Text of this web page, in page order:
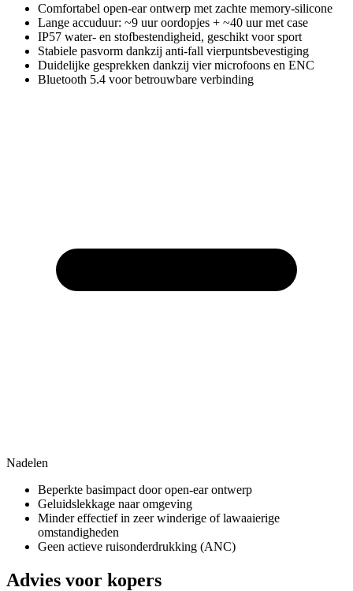
Comfortabel open-ear ontwerp met zachte memory-silicone
Lange accuduur: ~9 uur oordopjes + ~40 uur met case
IP57 water- en stofbestendigheid, geschikt voor sport
Stabiele pasvorm dankzij anti-fall vierpuntsbevestiging
Duidelijke gesprekken dankzij vier microfoons en ENC
Bluetooth 5.4 voor betrouwbare verbinding
Nadelen
Beperkte basimpact door open-ear ontwerp
Geluidslekkage naar omgeving
Minder effectief in zeer winderige of lawaaierige
omstandigheden
Geen actieve ruisonderdrukking (ANC)
Advies voor kopers